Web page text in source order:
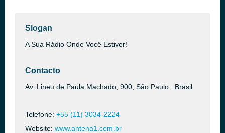
Slogan
A Sua Rádio Onde Você Estiver!
Contacto
Av. Lineu de Paula Machado, 900, São Paulo , Brasil
Telefone: +55 (11) 3034-2224
Website: www.antena1.com.br